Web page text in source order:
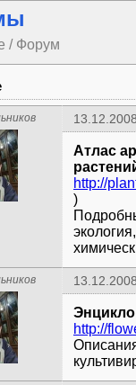
/ Форум
Атлас
)
http://